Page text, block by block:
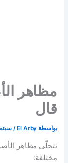
مظاهر
قال
بواسطة El Arby
/سبتمبر
تتجلّى مظاهر
مختلفة: